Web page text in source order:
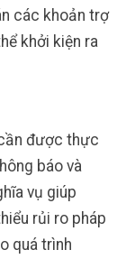
các khoản trợ
khởi kiện ra
được thực
báo và
vụ giúp
rủi ro pháp
quá trình